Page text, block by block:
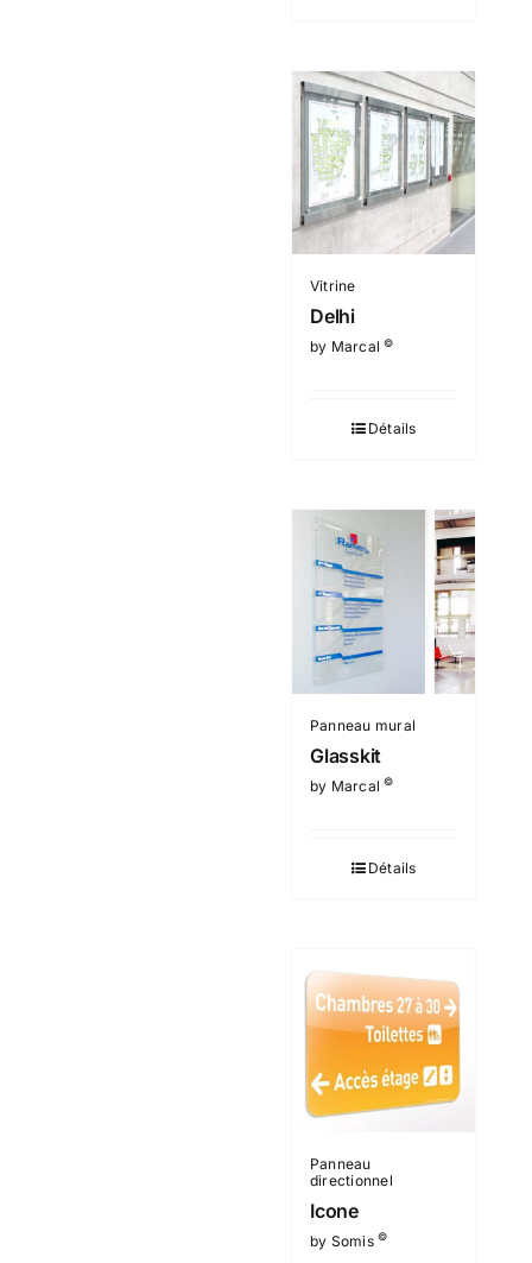
Vitrine
Delhi
by Marcal©
Détails
Panneau mural
Glasskit
by Marcal©
Détails
Panneau
directionnel
Icone
by Somis©